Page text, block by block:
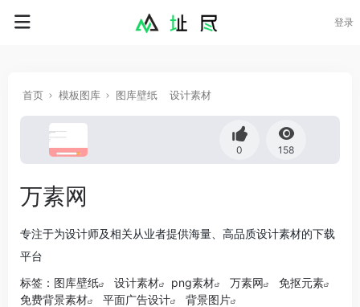
登录
首页 模板图库 图库壁纸 设计素材
0 158
万素网
专注于为设计师及相关从业者提供海量、高品质设计素材的下载
平台
标签： 图库壁纸 设计素材 png素材 万素网
免抠元素
免费背景素材
平面广告设计
背景图片